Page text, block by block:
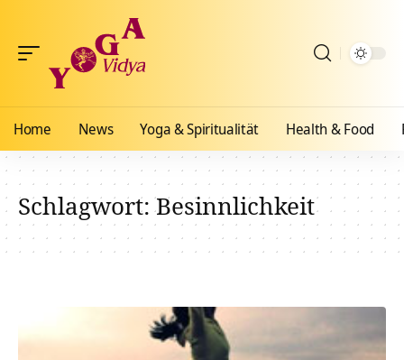
Home News Yoga & Spiritualität Health & Food
Schlagwort:Besinnlichkeit